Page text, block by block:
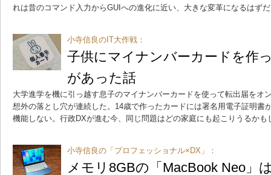
れは昔のコマンド入力からGUIへの進化に近い、大きな変革になるはず
小寺信良のIT大作戦：
子供にマイナンバーカードを作
があった話
大学進学を機に引っ越す息子のマイナンバーカードを使って転出届をオ
想外の落とし穴が連続した。14歳で作ったカードには署名用電子証明書
機能しない。行政DXが進む今、同じ問題はどの家庭にも起こりうるかも
小寺信良の「プロフェッショナル×DX」：
メモリ8GBの「MacBook Neo」